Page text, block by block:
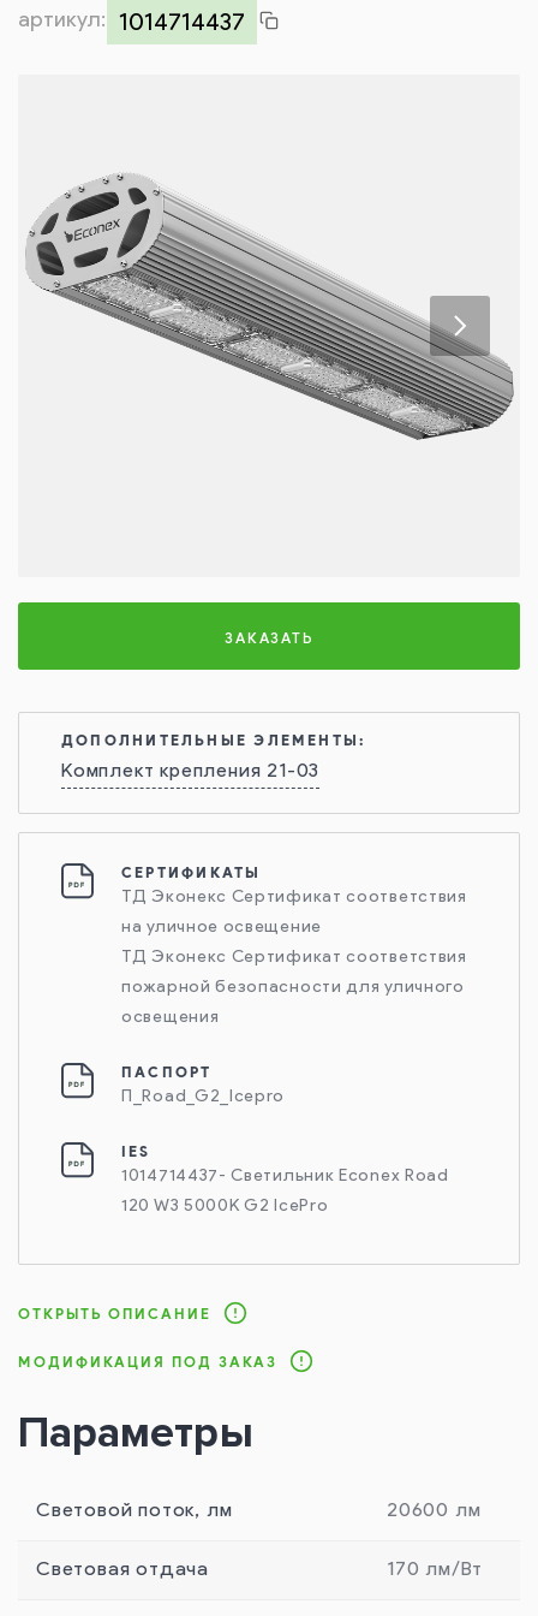
Контакты
артикул: 1014714437
ЗАКАЗАТЬ
ДОПОЛНИТЕЛЬНЫЕ ЭЛЕМЕНТЫ:
Комплект крепления 21-03
СЕРТИФИКАТЫ
ТД Эконекс Сертификат соответствия
на уличное освещение
ТД Эконекс Сертификат соответствия
пожарной безопасности для уличного
освещения
ПАСПОРТ
П_Road_G2_Icepro
IES
1014714437- Светильник Econex Road
120 W3 5000K G2 IcePro
ОТКРЫТЬ ОПИСАНИЕ
МОДИФИКАЦИЯ ПОД ЗАКАЗ
Параметры
Световой поток, лм 20600 лм
Световая отдача 170 лм/Вт